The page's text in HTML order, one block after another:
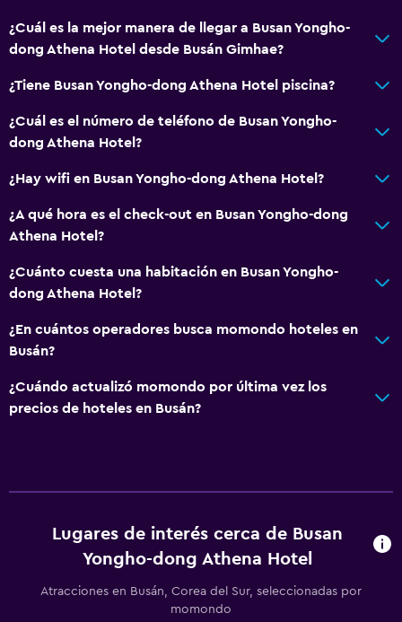
¿Cuál es la mejor manera de llegar a Busan Yongho-
dong Athena Hotel desde Busán Gimhae?
¿Tiene Busan Yongho-dong Athena Hotel piscina?
¿Cuál es el número de teléfono de Busan Yongho-
dong Athena Hotel?
¿Hay wifi en Busan Yongho-dong Athena Hotel?
¿A qué hora es el check-out en Busan Yongho-dong
Athena Hotel?
¿Cuánto cuesta una habitación en Busan Yongho-
dong Athena Hotel?
¿En cuántos operadores busca momondo hoteles en
Busán?
¿Cuándo actualizó momondo por última vez los
precios de hoteles en Busán?
Lugares de interés cerca de Busan
Yongho-dong Athena Hotel
Atracciones en Busán, Corea del Sur, seleccionadas por
momondo